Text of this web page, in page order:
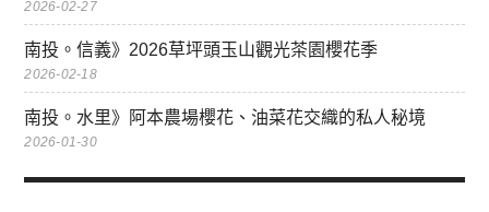
2026-02-27
南投。信義》2026草坪頭玉山觀光茶園櫻花季
2026-02-18
南投。水里》阿本農場櫻花、油菜花交織的私人秘境
2026-01-30